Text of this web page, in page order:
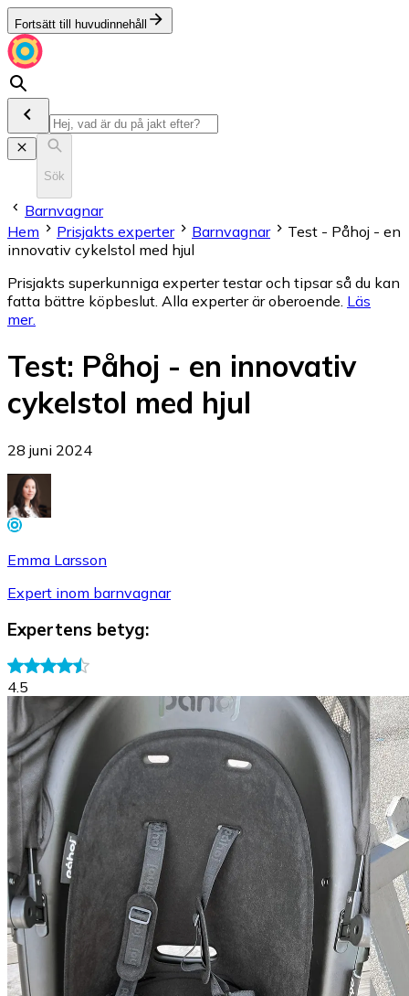
Fortsätt till huvudinnehåll
Sök
Barnvagnar
Hem
Prisjakts experter Barnvagnar
Test - Påhoj - en
innovativ cykelstol med hjul
Prisjakts superkunniga experter testar och tipsar så du kan
fatta bättre köpbeslut. Alla experter är oberoende. Läs
mer.
Test: Påhoj - en innovativ
cykelstol med hjul
28 juni 2024
Emma Larsson
Expert inom barnvagnar
Expertens betyg:
4.5